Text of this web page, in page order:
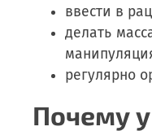
ввести в
делать
регулярно
Почему